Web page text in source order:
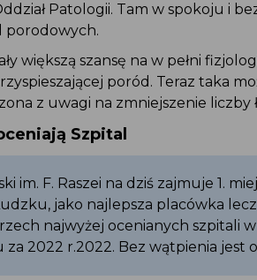
Patologii. Tam w spokoju i
porodowych.
większą szansę na w pełni
poród. Teraz taka
z uwagi na zmniejszenie liczby
Szpital
im. F. Raszei na dziś zajmuje 1.
jako najlepsza placówka
najwyżej ocenianych szpitali
za 2022 r.2022. Bez wątpienia jest